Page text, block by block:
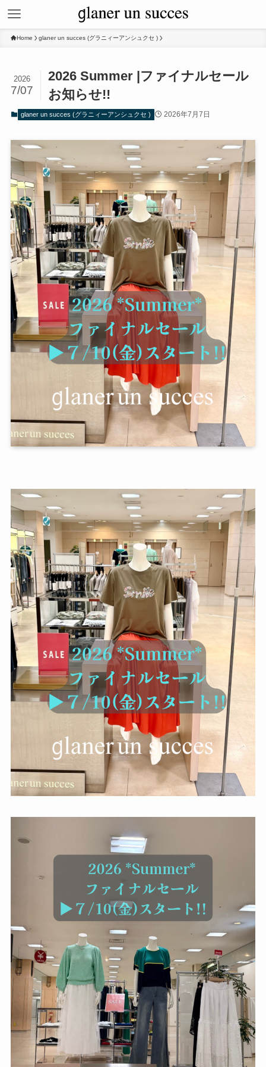
Home glaner un succes (グラニィーアンシュクセ )
2026 Summer |ファイナルセール
お知らせ!!
2026
7/07
glaner un succes (グラニィーアンシュクセ ) 2026年7月7日